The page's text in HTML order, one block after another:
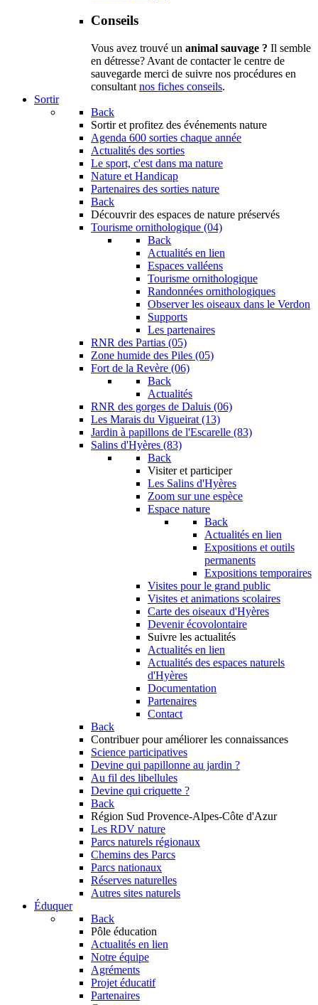
Conseils
Vous avez trouvé un animal sauvage ? Il semble
en détresse? Avant de contacter le centre de
sauvegarde merci de suivre nos procédures en
consultant nos fiches conseils.
Sortir
Back
Sortir et profitez des événements nature
Agenda 600 sorties chaque année
Actualités des sorties
Le sport, c'est dans ma nature
Nature et Handicap
Partenaires des sorties nature
Back
Découvrir des espaces de nature préservés
Tourisme ornithologique (04)
Back
Actualités en lien
Espaces valléens
Tourisme ornithologique
Randonnées ornithologiques
Observer les oiseaux dans le Verdon
Supports
Les partenaires
RNR des Partias (05)
Zone humide des Piles (05)
Fort de la Revère (06)
Back
Actualités
RNR des gorges de Daluis (06)
Les Marais du Vigueirat (13)
Jardin à papillons de l'Escarelle (83)
Salins d'Hyères (83)
Back
Visiter et participer
Les Salins d'Hyères
Zoom sur une espèce
Espace nature
Back
Actualités en lien
Expositions et outils
permanents
Expositions temporaires
Visites pour le grand public
Visites et animations scolaires
Carte des oiseaux d'Hyères
Devenir écovolontaire
Suivre les actualités
Actualités en lien
Actualités des espaces naturels
d'Hyères
Documentation
Partenaires
Contact
Back
Contribuer pour améliorer les connaissances
Science participatives
Devine qui papillonne au jardin ?
Au fil des libellules
Devine qui criquette ?
Back
Région Sud Provence-Alpes-Côte d'Azur
Les RDV nature
Parcs naturels régionaux
Chemins des Parcs
Parcs nationaux
Réserves naturelles
Autres sites naturels
Éduquer
Back
Pôle éducation
Actualités en lien
Notre équipe
Agréments
Projet éducatif
Partenaires